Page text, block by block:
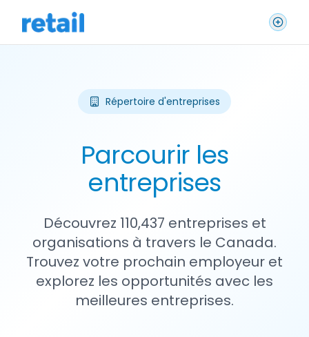
Répertoire d'entreprises
Parcourir les
entreprises
Découvrez 110,437 entreprises et
organisations à travers le Canada.
Trouvez votre prochain employeur et
explorez les opportunités avec les
meilleures entreprises.